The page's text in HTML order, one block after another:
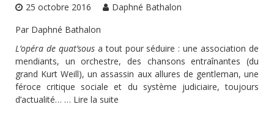
25 octobre 2016
Daphné Bathalon
Par Daphné Bathalon
L’opéra de quat’sousa tout pour séduire : une association de
mendiants, un orchestre, des chansons entraînantes (du
grand Kurt Weill), un assassin aux allures de gentleman, une
féroce critique sociale et du système judiciaire, toujours
d’actualité… … Lire la suite